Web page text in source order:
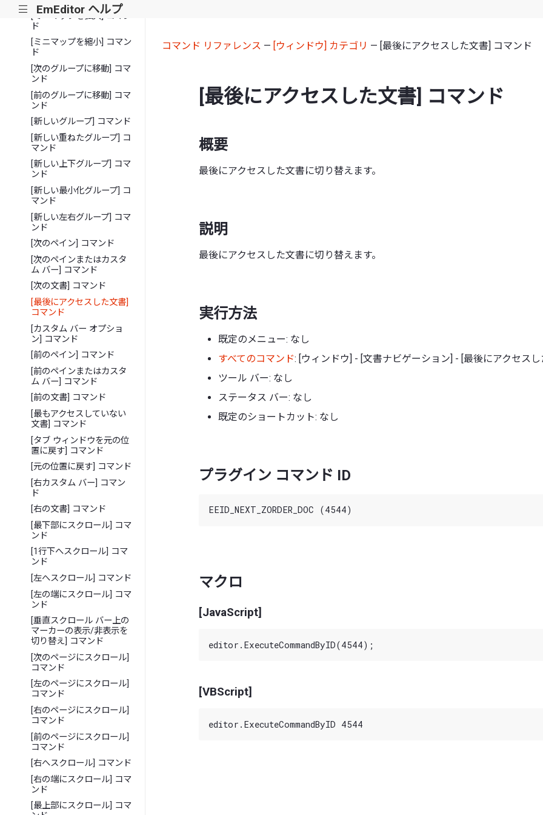
||| EmEditor ヘルプ
[ミニマップを拡大] コマン
ド
[ミニマップを縮小] コマン
ド
[次のグループに移動] コマ
ンド
[前のグループに移動] コマ
ンド
[新しいグループ] コマンド
[新しい重ねたグループ] コ
マンド
[新しい上下グループ] コマ
ンド
[新しい最小化グループ] コ
マンド
[新しい左右グループ] コマ
ンド
[次のペイン] コマンド
[次のペインまたはカスタ
ム バー] コマンド
[次の文書] コマンド
[最後にアクセスした文書]
コマンド
[カスタム バー オプショ
ン] コマンド
[前のペイン] コマンド
[前のペインまたはカスタ
ム バー] コマンド
[前の文書] コマンド
[最もアクセスしていない
文書] コマンド
[タブ ウィンドウを元の位
置に戻す] コマンド
[元の位置に戻す] コマンド
[右カスタム バー] コマン
ド
[右の文書] コマンド
[最下部にスクロール] コマ
ンド
[1行下へスクロール] コマ
ンド
[左へスクロール] コマンド
[左の端にスクロール] コマ
ンド
[垂直スクロール バー上の
マーカーの表示/非表示を
切り替え] コマンド
[次のページにスクロール]
コマンド
[左のページにスクロール]
コマンド
[右のページにスクロール]
コマンド
[前のページにスクロール]
コマンド
[右へスクロール] コマンド
[右の端にスクロール] コマ
ンド
[最上部にスクロール] コマ
コマンド リファレンス — [ウィンドウ] カテゴリ — [最後にアクセスした文書] コマンド
[最後にアクセスした文書] コマンド
概要
最後にアクセスした文書に切り替えます。
説明
最後にアクセスした文書に切り替えます。
実行方法
既定のメニュー: なし
すべてのコマンド: [ウィンドウ] - [文書ナビゲーション] - [最後にアクセスし
ツール バー: なし
ステータス バー: なし
既定のショートカット: なし
プラグイン コマンド ID
マクロ
[JavaScript]
[VBScript]